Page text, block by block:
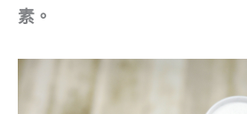
素。